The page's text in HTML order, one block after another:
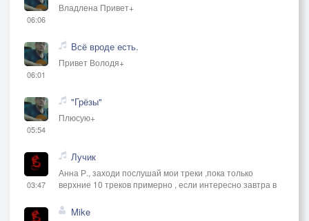
06:06
Владлена Привет+
06:01
Всё вроде есть.
Привет Володя+
05:54
"Грёзы"
Плюсую+
03:47
Лучик
Анна Р., заходи послушай мои треки ,пока только
верхние 10 треков примерно , если интересно завтра в
Mike